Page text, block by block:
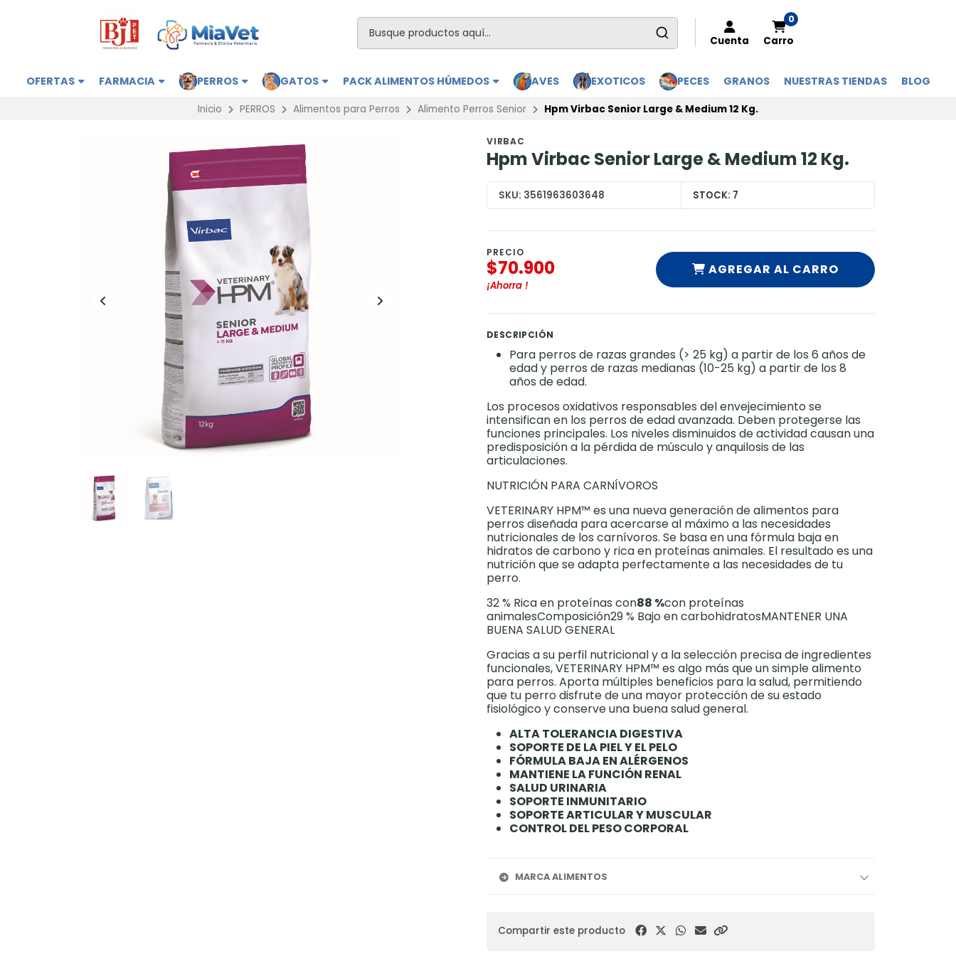
Cuenta
0
Carro
OFERTAS FARMACIA PERROS GATOS PACK ALIMENTOS HÚMEDOS AVES EXOTICOS PECES GRANOS NUESTRAS TIENDAS BLOG
Inicio PERROS Alimentos para Perros Alimento Perros Senior Hpm Virbac Senior Large & Medium 12 Kg.
VIRBAC
Hpm Virbac Senior Large & Medium 12 Kg.
SKU: 3561963603648 STOCK: 7
PRECIO
$70.900
¡Ahorra !
AGREGAR AL CARRO
DESCRIPCIÓN
Para perros de razas grandes (> 25 kg) a partir de los 6 años de
edad y perros de razas medianas (10-25 kg) a partir de los 8
años de edad.
Los procesos oxidativos responsables del envejecimiento se
intensifican en los perros de edad avanzada. Deben protegerse las
funciones principales. Los niveles disminuidos de actividad causan una
predisposición a la pérdida de músculo y anquilosis de las
articulaciones.
NUTRICIÓN PARA CARNÍVOROS
VETERINARY HPM™ es una nueva generación de alimentos para
perros diseñada para acercarse al máximo a las necesidades
nutricionales de los carnívoros. Se basa en una fórmula baja en
hidratos de carbono y rica en proteínas animales. El resultado es una
nutrición que se adapta perfectamente a las necesidades de tu
perro.
32 % Rica en proteínas con88 %con proteínas
animalesComposición29 % Bajo en carbohidratosMANTENER UNA
BUENA SALUD GENERAL
Gracias a su perfil nutricional y a la selección precisa de ingredientes
funcionales, VETERINARY HPM™ es algo más que un simple alimento
para perros. Aporta múltiples beneficios para la salud, permitiendo
que tu perro disfrute de una mayor protección de su estado
fisiológico y conserve una buena salud general.
ALTA TOLERANCIA DIGESTIVA
SOPORTE DE LA PIEL Y EL PELO
FÓRMULA BAJA EN ALÉRGENOS
MANTIENE LA FUNCIÓN RENAL
SALUD URINARIA
SOPORTE INMUNITARIO
SOPORTE ARTICULAR Y MUSCULAR
CONTROL DEL PESO CORPORAL
MARCA ALIMENTOS
Compartir este producto